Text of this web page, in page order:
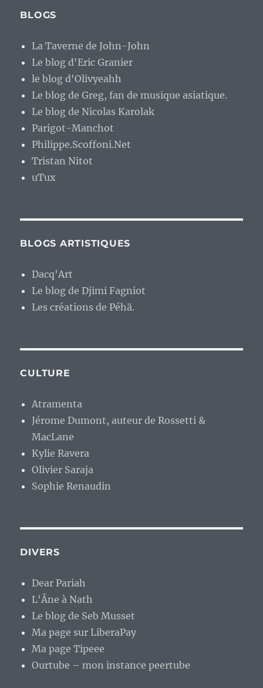
BLOGS
La Taverne de John-John
Le blog d'Eric Granier
le blog d'Olivyeahh
Le blog de Greg, fan de musique asiatique.
Le blog de Nicolas Karolak
Parigot-Manchot
Philippe.Scoffoni.Net
Tristan Nitot
uTux
BLOGS ARTISTIQUES
Dacq'Art
Le blog de Djimi Fagniot
Les créations de Péhä.
CULTURE
Atramenta
Jérome Dumont, auteur de Rossetti &
MacLane
Kylie Ravera
Olivier Saraja
Sophie Renaudin
DIVERS
Dear Pariah
L'Âne à Nath
Le blog de Seb Musset
Ma page sur LiberaPay
Ma page Tipeee
Ourtube – mon instance peertube